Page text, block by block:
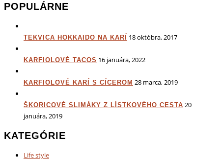
POPULÁRNE
TEKVICA HOKKAIDO NA KARÍ 18 októbra, 2017
KARFIOLOVÉ TACOS 16 januára, 2022
KARFIOLOVÉ KARÍ S CÍCEROM 28 marca, 2019
ŠKORICOVÉ SLIMÁKY Z LÍSTKOVÉHO CESTA 20
januára, 2019
KATEGÓRIE
Life style